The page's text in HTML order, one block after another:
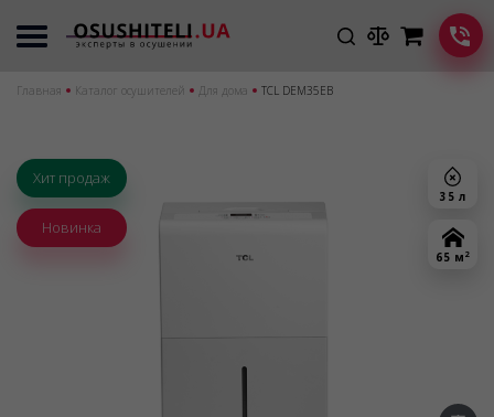
Главная Каталог осушителей Для дома TCL DEM35EB
35 л
65 м 2
Хит продаж
Новинка